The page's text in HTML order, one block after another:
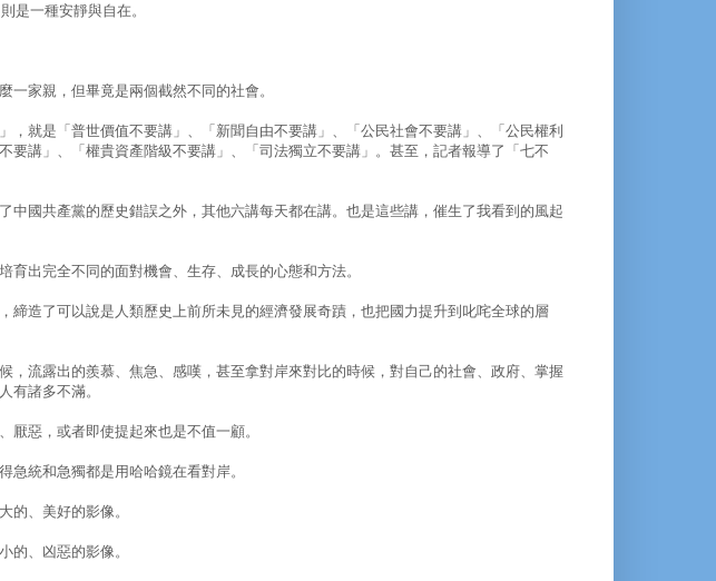
是一種安靜與自在。
一家親，但畢竟是兩個截然不同的社會。
，就是「普世價值不要講」、「新聞自由不要講」、「公民社會不要講」、「公民權利
要講」、「權貴資產階級不要講」、「司法獨立不要講」。甚至，記者報導了「七不
中國共產黨的歷史錯誤之外，其他六講每天都在講。也是這些講，催生了我看到的風起
育出完全不同的面對機會、生存、成長的心態和方法。
締造了可以說是人類歷史上前所未見的經濟發展奇蹟，也把國力提升到叱咤全球的層
，流露出的羨慕、焦急、感嘆，甚至拿對岸來對比的時候，對自己的社會、政府、掌握
有諸多不滿。
厭惡，或者即使提起來也是不值一顧。
急統和急獨都是用哈哈鏡在看對岸。
的、美好的影像。
的、凶惡的影像。